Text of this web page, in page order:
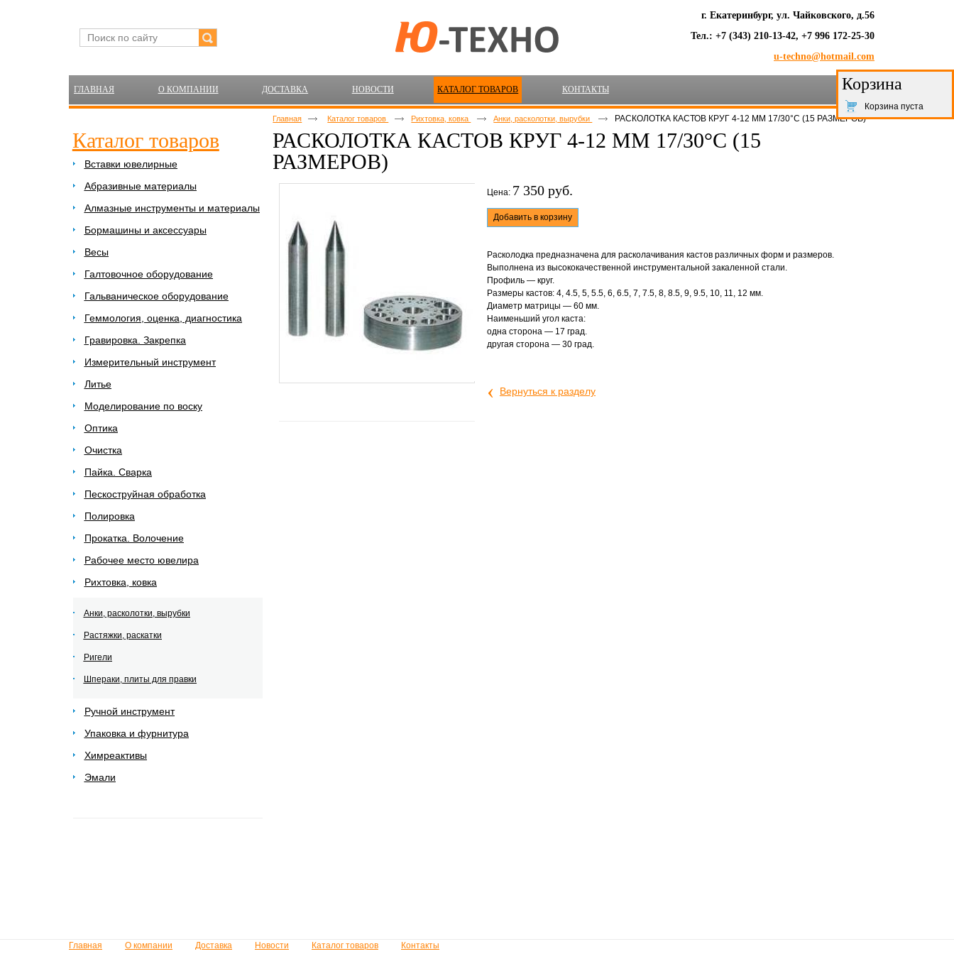
г. Екатеринбург, ул. Чайковского, д.56
Тел.: +7 (343) 210-13-42, +7 996 172-25-30
u-techno@hotmail.com
ГЛАВНАЯ О КОМПАНИИ ДОСТАВКА НОВОСТИ КАТАЛОГ ТОВАРОВ КОНТАКТЫ
Каталог товаров
Вставки ювелирные
Абразивные материалы
Алмазные инструменты и материалы
Бормашины и аксессуары
Весы
Галтовочное оборудование
Гальваническое оборудование
Геммология, оценка, диагностика
Гравировка. Закрепка
Измерительный инструмент
Литье
Моделирование по воску
Оптика
Очистка
Пайка. Сварка
Пескоструйная обработка
Полировка
Прокатка. Волочение
Рабочее место ювелира
Рихтовка, ковка
Анки, расколотки, вырубки
Растяжки, раскатки
Ригели
Шпераки, плиты для правки
Ручной инструмент
Упаковка и фурнитура
Химреактивы
Эмали
Корзина
Корзина пуста
Главная Каталог товаров Рихтовка, ковка Анки, расколотки, вырубки РАСКОЛОТКА КАСТОВ КРУГ 4-12 ММ 17/30°С (15 РАЗМЕРОВ)
РАСКОЛОТКА КАСТОВ КРУГ 4-12 ММ 17/30°С (15
РАЗМЕРОВ)
Цена: 7 350 руб.
Добавить в корзину
Расколодка предназначена для расколачивания кастов различных форм и размеров.
Выполнена из высококачественной инструментальной закаленной стали.
Профиль — круг.
Размеры кастов: 4, 4.5, 5, 5.5, 6, 6.5, 7, 7.5, 8, 8.5, 9, 9.5, 10, 11, 12 мм.
Диаметр матрицы — 60 мм.
Наименьший угол каста:
одна сторона — 17 град.
другая сторона — 30 град.
‹ Вернуться к разделу
Главная О компании Доставка Новости Каталог товаров Контакты